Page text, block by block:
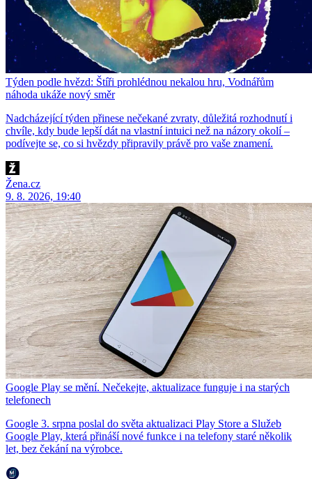
Týden podle hvězd: Štíři prohlédnou nekalou hru, Vodnářům
náhoda ukáže nový směr
Nadcházející týden přinese nečekané zvraty, důležitá rozhodnutí i
chvíle, kdy bude lepší dát na vlastní intuici než na názory okolí –
podívejte se, co si hvězdy připravily právě pro vaše znamení.
Žena.cz
9. 8. 2026, 19:40
Google Play se mění. Nečekejte, aktualizace funguje i na starých
telefonech
Google 3. srpna poslal do světa aktualizaci Play Store a Služeb
Google Play, která přináší nové funkce i na telefony staré několik
let, bez čekání na výrobce.